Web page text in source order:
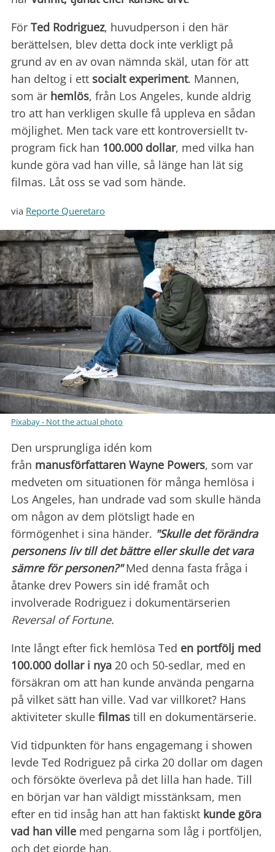
För Ted Rodriguez, huvudperson i den här
berättelsen, blev detta dock inte verkligt på
grund av en av ovan nämnda skäl, utan för att
han deltog i ett socialt experiment. Mannen,
som är hemlös, från Los Angeles, kunde aldrig
tro att han verkligen skulle få uppleva en sådan
möjlighet. Men tack vare ett kontroversiellt tv-
program fick han 100.000 dollar, med vilka han
kunde göra vad han ville, så länge han lät sig
filmas. Låt oss se vad som hände.
via Reporte Queretaro
Pixabay - Not the actual photo
Den ursprungliga idén kom
från manusförfattaren Wayne Powers, som var
medveten om situationen för många hemlösa i
Los Angeles, han undrade vad som skulle hända
om någon av dem plötsligt hade en
förmögenhet i sina händer. "Skulle det förändra
personens liv till det bättre eller skulle det vara
sämre för personen?"Med denna fasta fråga i
åtanke drev Powers sin idé framåt och
involverade Rodriguez i dokumentärserien
Reversal of Fortune.
Inte långt efter fick hemlösa Ted en portfölj med
100.000 dollar i nya 20 och 50-sedlar, med en
försäkran om att han kunde använda pengarna
på vilket sätt han ville. Vad var villkoret? Hans
aktiviteter skulle filmas till en dokumentärserie.
Vid tidpunkten för hans engagemang i showen
levde Ted Rodriguez på cirka 20 dollar om dagen
och försökte överleva på det lilla han hade. Till
en början var han väldigt misstänksam, men
efter en tid insåg han att han faktiskt kunde göra
vad han ville med pengarna som låg i portföljen,
och det gjorde han.